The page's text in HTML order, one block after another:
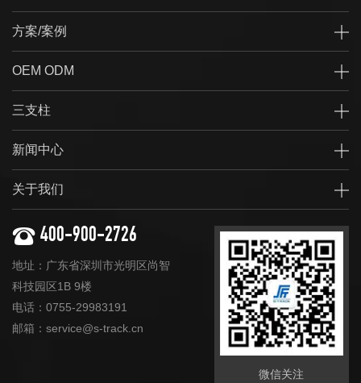
方案/案例
OEM ODM
三支柱
新闻中心
关于我们
400-900-2726
地址：广东省深圳市光明区尚智
科技园区1B 9楼
电话：0755-29983191
邮箱：service@s-track.cn
微信关注